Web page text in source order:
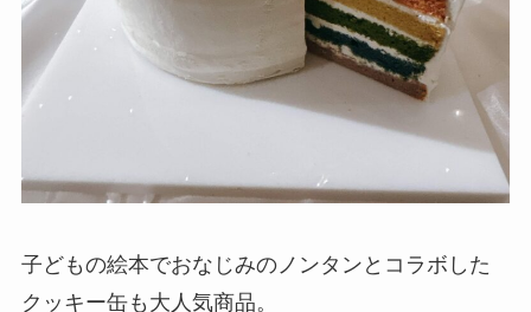
子どもの絵本でおなじみのノンタンとコラボした
クッキー缶も大人気商品。